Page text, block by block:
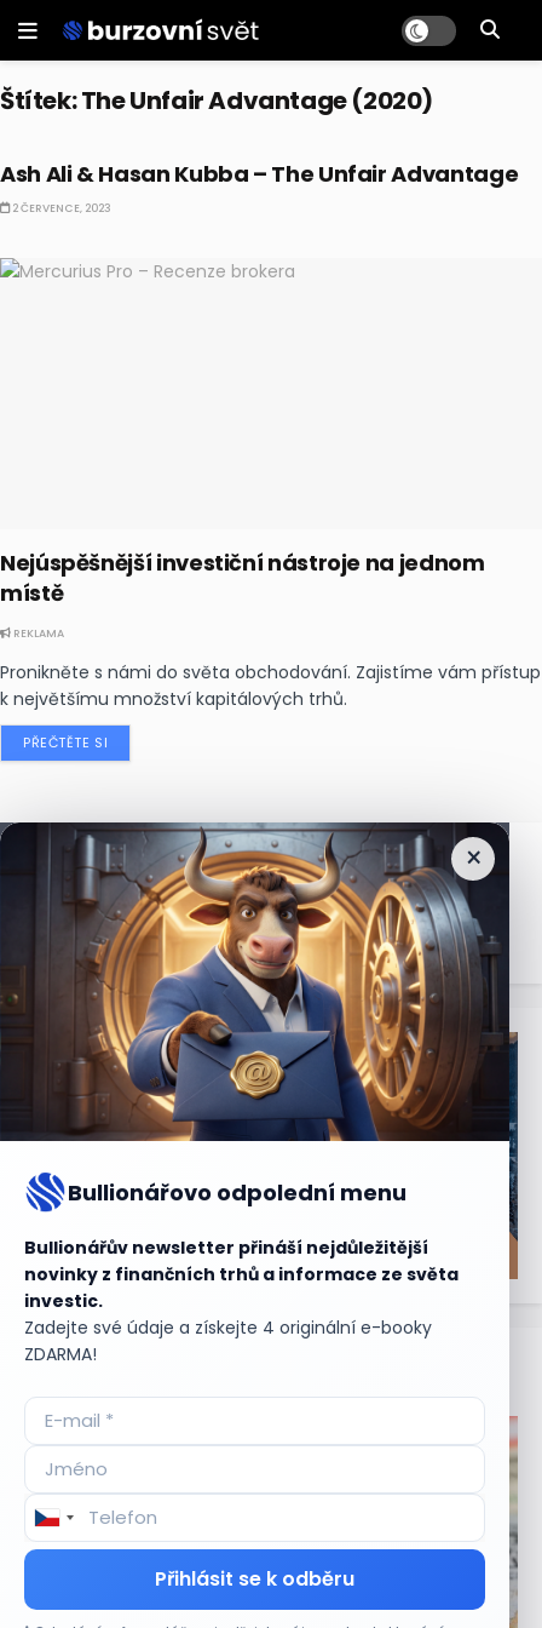
Štítek:The Unfair Advantage (2020)
Ash Ali & Hasan Kubba – The Unfair Advantage
2 ČERVENCE, 2023
Nejúspěšnější investiční nástroje na jednom
místě
REKLAMA
Pronikněte s námi do světa obchodování. Zajistíme vám přístup
k největšímu množství kapitálových trhů.
PŘEČTĚTE SI
×
Bullionářovo odpolední menu
Bullionářův newsletter přináší nejdůležitější
novinky z finančních trhů a informace ze světa
investic.
Zadejte své údaje a získejte 4 originální e-booky
ZDARMA!
Přihlásit se k odběru
Nejčtenějšízprávy
Aktuální